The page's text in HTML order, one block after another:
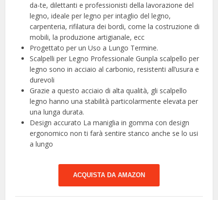
da-te, dilettanti e professionisti della lavorazione del
legno, ideale per legno per intaglio del legno,
carpenteria, rifilatura dei bordi, come la costruzione di
mobili, la produzione artigianale, ecc
Progettato per un Uso a Lungo Termine.
Scalpelli per Legno Professionale Gunpla scalpello per
legno sono in acciaio al carbonio, resistenti all’usura e
durevoli
Grazie a questo acciaio di alta qualità, gli scalpello
legno hanno una stabilità particolarmente elevata per
una lunga durata.
Design accurato La maniglia in gomma con design
ergonomico non ti farà sentire stanco anche se lo usi
a lungo
ACQUISTA DA AMAZON